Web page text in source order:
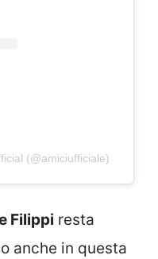
(@amiciufficiale)
Filippi resta
anche in questa